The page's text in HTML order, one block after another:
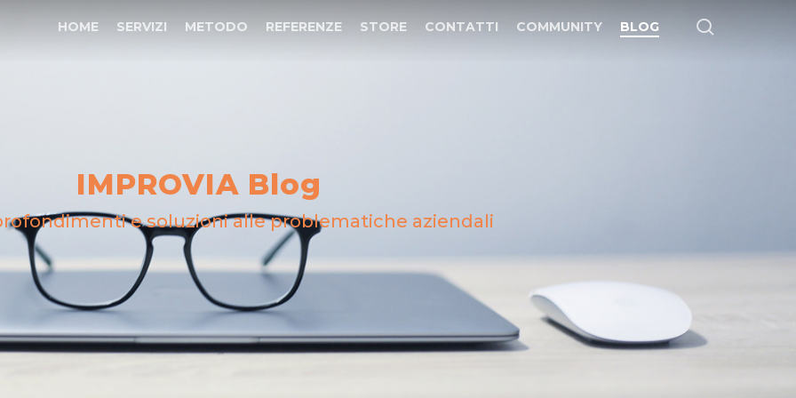
HOME SERVIZI METODO REFERENZE STORE CONTATTI COMMUNITY BLOG
IMPROVIA Blog
e soluzioni alle problematiche aziendali